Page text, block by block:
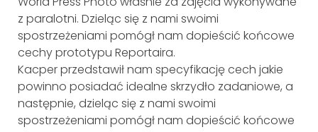
z paralotni. Dzieląc się z nami swoimi
spostrzeżeniami pomógł nam dopieścić końcowe
cechy prototypu Reportaira.
Kacper przedstawił nam specyfikację cech jakie
powinno posiadać idealne skrzydło zadaniowe, a
następnie, dzieląc się z nami swoimi
spostrzeżeniami pomógł nam dopieścić końcowe